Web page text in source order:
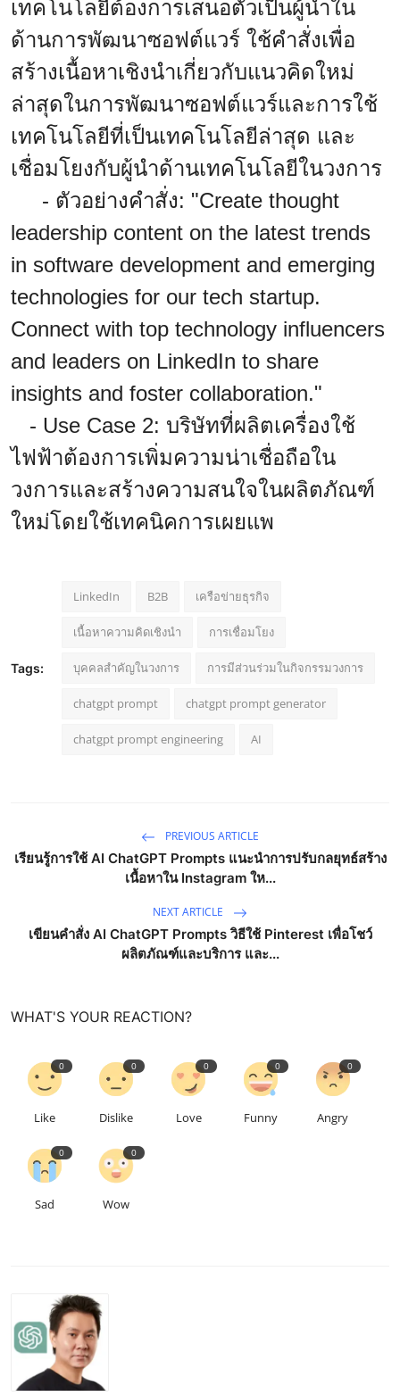
เทคโนโลยีต้องการเสนอตัวเป็นผู้นำใน
ด้านการพัฒนาซอฟต์แวร์ ใช้คำสั่งเพื่อ
สร้างเนื้อหาเชิงนำเกี่ยวกับแนวคิดใหม่
ล่าสุดในการพัฒนาซอฟต์แวร์และการใช้
เทคโนโลยีที่เป็นเทคโนโลยีล่าสุด และ
เชื่อมโยงกับผู้นำด้านเทคโนโลยีในวงการ
- ตัวอย่างคำสั่ง: "Create thought
leadership content on the latest trends
in software development and emerging
technologies for our tech startup.
Connect with top technology influencers
and leaders on LinkedIn to share
insights and foster collaboration."
- Use Case 2: บริษัทที่ผลิตเครื่องใช้
ไฟฟ้าต้องการเพิ่มความน่าเชื่อถือใน
วงการและสร้างความสนใจในผลิตภัณฑ์
ใหม่โดยใช้เทคนิคการเผยแพ
Tags:
LinkedIn B2B เครือข่ายธุรกิจ
เนื้อหาความคิดเชิงนำ การเชื่อมโยง
บุคคลสำคัญในวงการ การมีส่วนร่วมในกิจกรรมวงการ
chatgpt prompt chatgpt prompt generator
chatgpt prompt engineering AI
PREVIOUS ARTICLE
เรียนรู้การใช้ AI ChatGPT Prompts แนะนำการปรับกลยุทธ์สร้าง
เนื้อหาใน Instagram ให...
NEXT ARTICLE
เขียนคำสั่ง AI ChatGPT Prompts วิธีใช้ Pinterest เพื่อโชว์
ผลิตภัณฑ์และบริการ และ...
WHAT'S YOUR REACTION?
0
Like
0
Dislike
0
Love
0
Funny
0
Angry
0
Sad
0
Wow